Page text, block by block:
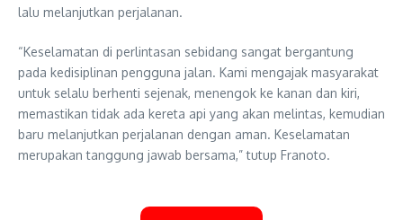
lalu melanjutkan perjalanan.
“Keselamatan di perlintasan sebidang sangat bergantung
pada kedisiplinan pengguna jalan. Kami mengajak masyarakat
untuk selalu berhenti sejenak, menengok ke kanan dan kiri,
memastikan tidak ada kereta api yang akan melintas, kemudian
baru melanjutkan perjalanan dengan aman. Keselamatan
merupakan tanggung jawab bersama,” tutup Franoto.